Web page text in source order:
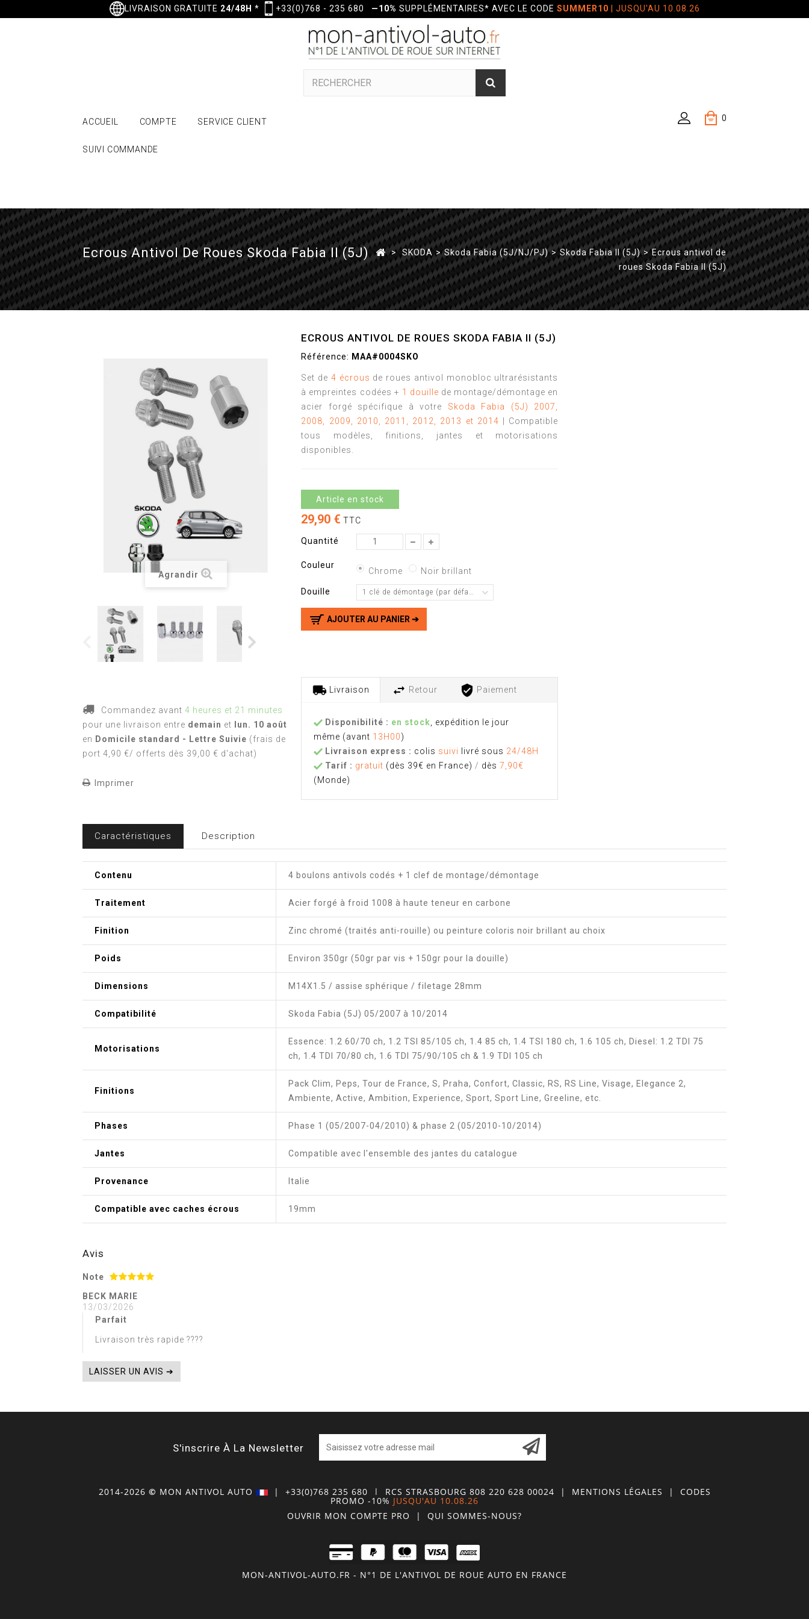
LIVRAISON GRATUITE 24/48H * +33(0)768 - 235 680 —10% SUPPLÉMENTAIRES* AVEC LE CODE SUMMER10 | JUSQU'AU 10.08.26
0
ACCUEIL COMPTE SERVICE CLIENT
SUIVI COMMANDE
Ecrous Antivol De Roues Skoda Fabia II (5J) > SKODA > Skoda Fabia (5J/NJ/PJ) > Skoda Fabia II (5J) > Ecrous antivol de
roues Skoda Fabia II (5J)
Agrandir
Commandez avant 4 heures et 21 minutes
pour une livraison entre demain et
lun. 10 août
en Domicile standard - Lettre Suivie (frais de
port 4,90 €/ offerts dès 39,00 € d'achat)
Imprimer
ECROUS ANTIVOL DE ROUES SKODA FABIA II (5J)
Référence: MAA#0004SKO
Set de 4 écrous de roues antivol monobloc ultrarésistants
à empreintes codées + 1 douille de montage/démontage en
acier forgé spécifique à votre Skoda Fabia (5J) 2007,
2008, 2009, 2010, 2011, 2012, 2013 et 2014 | Compatible
tous modèles, finitions, jantes et motorisations
disponibles.
Article en stock
29,90 € TTC
Quantité
Couleur
Chrome Noir brillant
Douille 1 clé de démontage (par défaut)
AJOUTER AU PANIER ➔
Livraison Retour Paiement
Disponibilité : en stock , expédition le jour
même (avant 13H00)
Livraison express : colis suivi livré sous 24/48H
Tarif : gratuit (dès 39€ en France) / dès 7,90€
(Monde)
Caractéristiques Description
Contenu 4 boulons antivols codés + 1 clef de montage/démontage
Traitement Acier forgé à froid 1008 à haute teneur en carbone
Finition Zinc chromé (traités anti-rouille) ou peinture coloris noir brillant au choix
Poids Environ 350gr (50gr par vis + 150gr pour la douille)
Dimensions M14X1.5 / assise sphérique / filetage 28mm
Compatibilité Skoda Fabia (5J) 05/2007 à 10/2014
Motorisations
Essence: 1.2 60/70 ch, 1.2 TSI 85/105 ch, 1.4 85 ch, 1.4 TSI 180 ch, 1.6 105 ch, Diesel: 1.2 TDI 75
ch, 1.4 TDI 70/80 ch, 1.6 TDI 75/90/105 ch & 1.9 TDI 105 ch
Finitions
Pack Clim, Peps, Tour de France, S, Praha, Confort, Classic, RS, RS Line, Visage, Elegance 2,
Ambiente, Active, Ambition, Experience, Sport, Sport Line, Greeline, etc.
Phases Phase 1 (05/2007-04/2010) & phase 2 (05/2010-10/2014)
Jantes Compatible avec l'ensemble des jantes du catalogue
Provenance Italie
Compatible avec caches écrous 19mm
Avis
Note
BECK MARIE
13/03/2026
Parfait
Livraison très rapide ????
LAISSER UN AVIS ➔
S'inscrire À La Newsletter
2014-2026 © MON ANTIVOL AUTO | +33(0)768 235 680 | RCS STRASBOURG 808 220 628 00024 | MENTIONS LÉGALES | CODES
PROMO -10% JUSQU'AU 10.08.26
OUVRIR MON COMPTE PRO | QUI SOMMES-NOUS?
MON-ANTIVOL-AUTO.FR - N°1 DE L'ANTIVOL DE ROUE AUTO EN FRANCE